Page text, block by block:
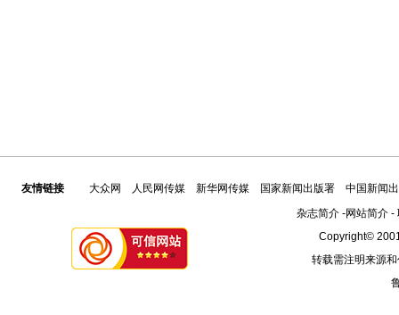
友情链接 大众网 人民网传媒 新华网传媒 国家新闻出版署
中国新闻
杂志简介-网站简介-
Copyright©
转载需注明来源